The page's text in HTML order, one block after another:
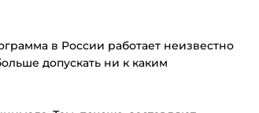
в России работает неизвестно
допускать ни к каким